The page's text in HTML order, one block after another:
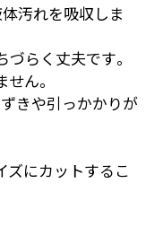
汚れを吸収しま
らく丈夫です。
ん。
きや引っかかりが
にカットするこ